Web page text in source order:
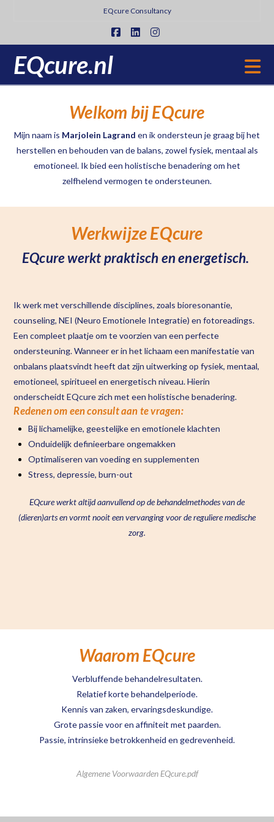
EQcure Consultancy
Facebook
LinkedInInstagram
EQcure.nl
Welkom bij EQcure
Mijn naam is Marjolein Lagrand en ik ondersteun je graag bij het
herstellen en behouden van de balans, zowel fysiek, mentaal als
emotioneel. Ik bied een holistische benadering om het
zelfhelend vermogen te ondersteunen.
Werkwijze EQcure
EQcure werkt praktisch en energetisch.
Ik werk met verschillende disciplines, zoals bioresonantie,
counseling, NEI (Neuro Emotionele Integratie) en fotoreadings.
Een compleet plaatje om te voorzien van een perfecte
ondersteuning. Wanneer er in het lichaam een manifestatie van
onbalans plaatsvindt heeft dat zijn uitwerking op fysiek, mentaal,
emotioneel, spiritueel en energetisch niveau. Hierin
onderscheidt EQcure zich met een holistische benadering.
Redenen om een consult aan te vragen:
Bij lichamelijke, geestelijke en emotionele klachten
Onduidelijk definieerbare ongemakken
Optimaliseren van voeding en supplementen
Stress, depressie, burn-out
EQcure werkt altijd aanvullend op de behandelmethodes van de
(dieren)arts en vormt nooit een vervanging voor de reguliere medische
zorg.
Waarom EQcure
Verbluffende behandelresultaten.
Relatief korte behandelperiode.
Kennis van zaken, ervaringsdeskundige.
Grote passie voor en affiniteit met paarden.
Passie, intrinsieke betrokkenheid en gedrevenheid.
Algemene Voorwaarden EQcure.pdf